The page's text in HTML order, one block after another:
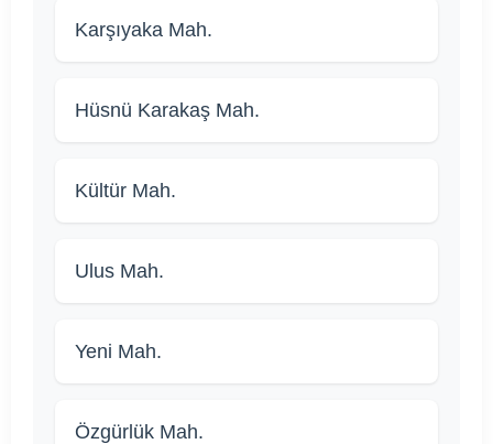
Karşıyaka Mah.
Hüsnü Karakaş Mah.
Kültür Mah.
Ulus Mah.
Yeni Mah.
Özgürlük Mah.